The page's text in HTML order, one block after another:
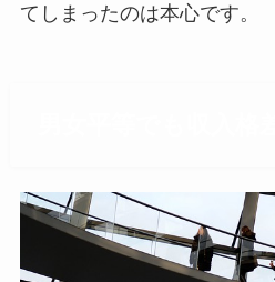
てしまったのは本心です。